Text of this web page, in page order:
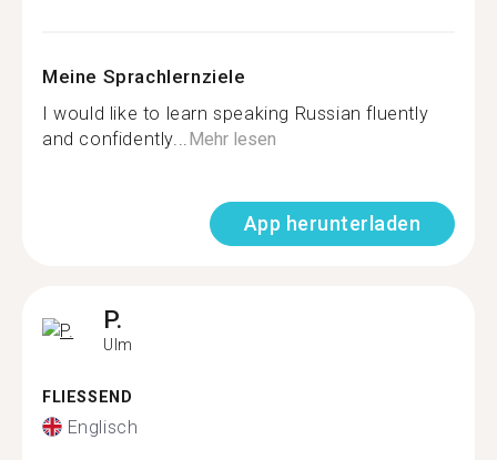
Meine Sprachlernziele
I would like to learn speaking Russian fluently
and confidently...Mehr lesen
App herunterladen
P.
Ulm
FLIESSEND
Englisch